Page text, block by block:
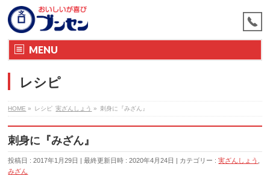
MENU
レシピ
HOME » レシピ 実ざんしょう » 刺身に『みざん』
刺身に『みざん』
投稿日 : 2017年1月29日 最終更新日時 : 2020年4月24日 カテゴリー :実ざんしょう
みざん